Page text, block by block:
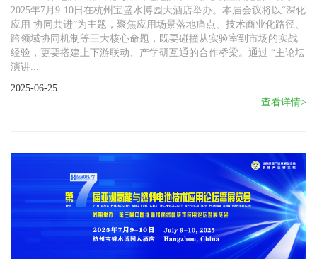
2025年7月9-10日在杭州宝盛水博园大酒店举办。本届会议将以“深化
应用 协同共进”为主题，聚焦应用场景落地痛点、技术商业化路径、
跨领域协同机制等三大核心命题，既要碰撞从实验室到市场的实战
经验，更要搭建上下游联动、产学研互通的合作桥梁。通过 “主论坛
演讲...
2025-06-25
查看详情>